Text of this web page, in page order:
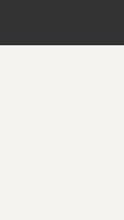
Blijft op de